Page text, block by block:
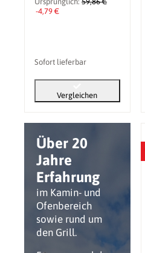
Über 20
Jahre
Erfahrung
im Kamin- und
Ofenbereich
sowie rund um
den Grill.
-4,79 €
Sofort lieferbar
Vergleichen